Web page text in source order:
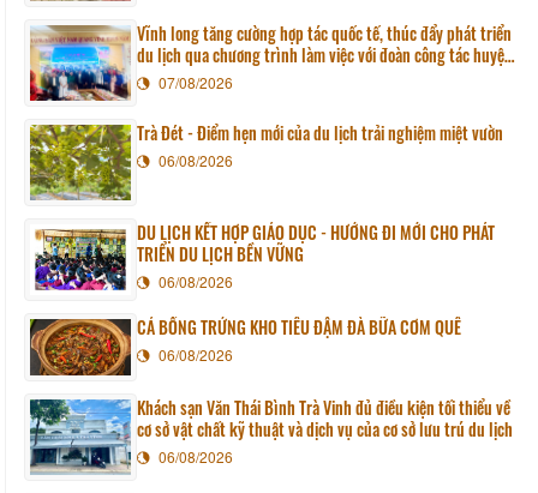
Vĩnh long tăng cường hợp tác quốc tế, thúc đẩy phát triển
du lịch qua chương trình làm việc với đoàn công tác huyện
Sunchang (Hàn quốc)
07/08/2026
Trà Đét - Điểm hẹn mới của du lịch trải nghiệm miệt vườn
06/08/2026
DU LỊCH KẾT HỢP GIÁO DỤC - HƯỚNG ĐI MỚI CHO PHÁT
TRIỂN DU LỊCH BỀN VỮNG
06/08/2026
CÁ BỐNG TRỨNG KHO TIÊU ĐẬM ĐÀ BỮA CƠM QUÊ
06/08/2026
Khách sạn Văn Thái Bình Trà Vinh đủ điều kiện tối thiểu về
cơ sở vật chất kỹ thuật và dịch vụ của cơ sở lưu trú du lịch
06/08/2026